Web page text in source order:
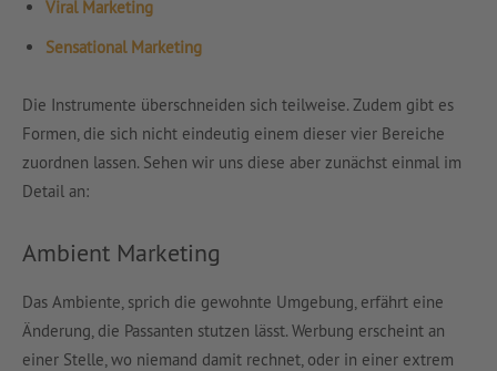
Viral Marketing
Sensational Marketing
Die Instrumente überschneiden sich teilweise. Zudem gibt es
Formen, die sich nicht eindeutig einem dieser vier Bereiche
zuordnen lassen. Sehen wir uns diese aber zunächst einmal im
Detail an:
Ambient Marketing
Das Ambiente, sprich die gewohnte Umgebung, erfährt eine
Änderung, die Passanten stutzen lässt. Werbung erscheint an
einer Stelle, wo niemand damit rechnet, oder in einer extrem